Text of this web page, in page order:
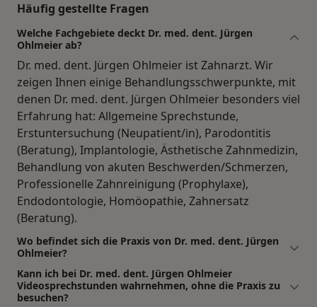
Häufig gestellte Fragen
Welche Fachgebiete deckt Dr. med. dent. Jürgen
Ohlmeier ab?
Dr. med. dent. Jürgen Ohlmeier ist Zahnarzt. Wir
zeigen Ihnen einige Behandlungsschwerpunkte, mit
denen Dr. med. dent. Jürgen Ohlmeier besonders viel
Erfahrung hat: Allgemeine Sprechstunde,
Erstuntersuchung (Neupatient/in), Parodontitis
(Beratung), Implantologie, Ästhetische Zahnmedizin,
Behandlung von akuten Beschwerden/Schmerzen,
Professionelle Zahnreinigung (Prophylaxe),
Endodontologie, Homöopathie, Zahnersatz
(Beratung).
Wo befindet sich die Praxis von Dr. med. dent. Jürgen
Ohlmeier?
Kann ich bei Dr. med. dent. Jürgen Ohlmeier
Videosprechstunden wahrnehmen, ohne die Praxis zu
besuchen?